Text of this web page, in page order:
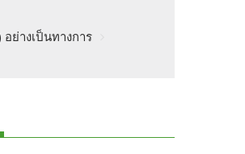
ย่างเป็นทางการ